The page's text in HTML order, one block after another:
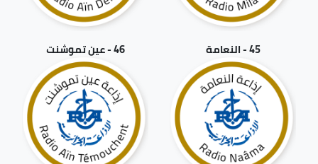
45 - النعامة 46 - عين تموشنت